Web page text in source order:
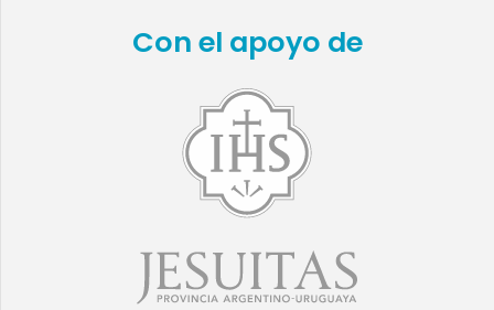
Con el apoyo de